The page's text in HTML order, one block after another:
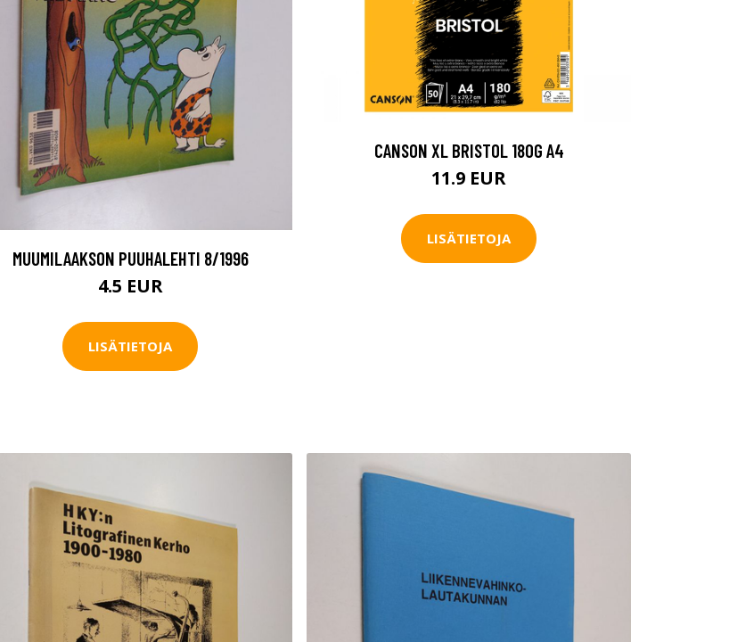
MUUMILAAKSON PUUHALEHTI 8/1996
4.5 EUR
LISÄTIETOJA
CANSON XL BRISTOL 180G A4
11.9 EUR
LISÄTIETOJA